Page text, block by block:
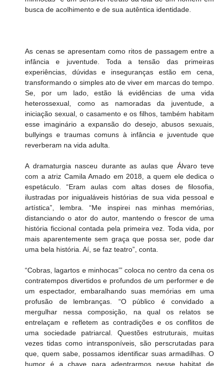
busca de acolhimento e de sua autêntica identidade.
As cenas se apresentam como ritos de passagem entre a
infância e juventude. Toda a tensão das primeiras
experiências, dúvidas e inseguranças estão em cena,
transformando o simples ato de viver em marcas do tempo.
Se, por um lado, estão lá evidências de uma vida
heterossexual, como as namoradas da juventude, a
iniciação sexual, o casamento e os filhos, também habitam
esse imaginário a expansão do desejo, abusos sexuais,
bullyings e traumas comuns à infância e juventude que
reverberam na vida adulta.
A dramaturgia nasceu durante as aulas que Álvaro teve
com a atriz Camila Amado em 2018, a quem ele dedica o
espetáculo. “Eram aulas com altas doses de filosofia,
ilustradas por inigualáveis histórias de sua vida pessoal e
artística”, lembra. “Me inspirei nas minhas memórias,
distanciando o ator do autor, mantendo o frescor de uma
história ficcional contada pela primeira vez. Toda vida, por
mais aparentemente sem graça que possa ser, pode dar
uma bela história. Aí, se faz teatro”, conta.
“Cobras, lagartos e minhocas’” coloca no centro da cena os
contratempos divertidos e profundos de um performer e de
um espectador, embaralhando suas memórias em uma
profusão de lembranças. “O público é convidado a
mergulhar nessa composição, na qual os relatos se
entrelaçam e refletem as contradições e os conflitos de
uma sociedade patriarcal. Questões estruturais, muitas
vezes tidas como intransponíveis, são perscrutadas para
que, quem sabe, possamos identificar suas armadilhas. O
humor é a chave para adentrarmos nesse habitat de